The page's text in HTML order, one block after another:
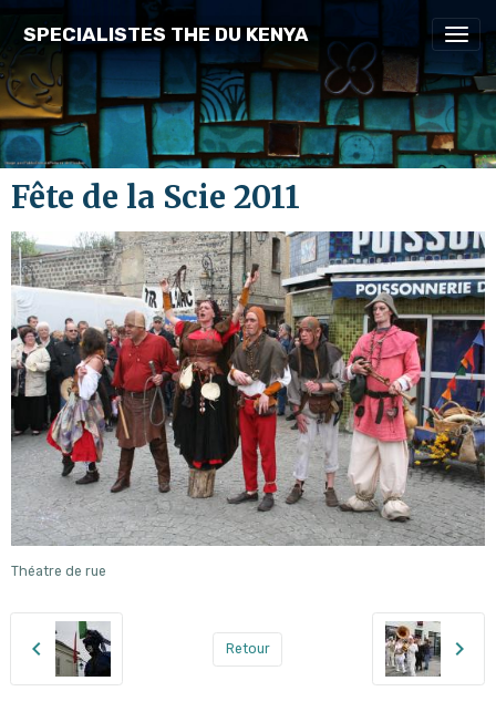
SPECIALISTES THE DU KENYA
Fête de la Scie 2011
Théatre de rue
Retour